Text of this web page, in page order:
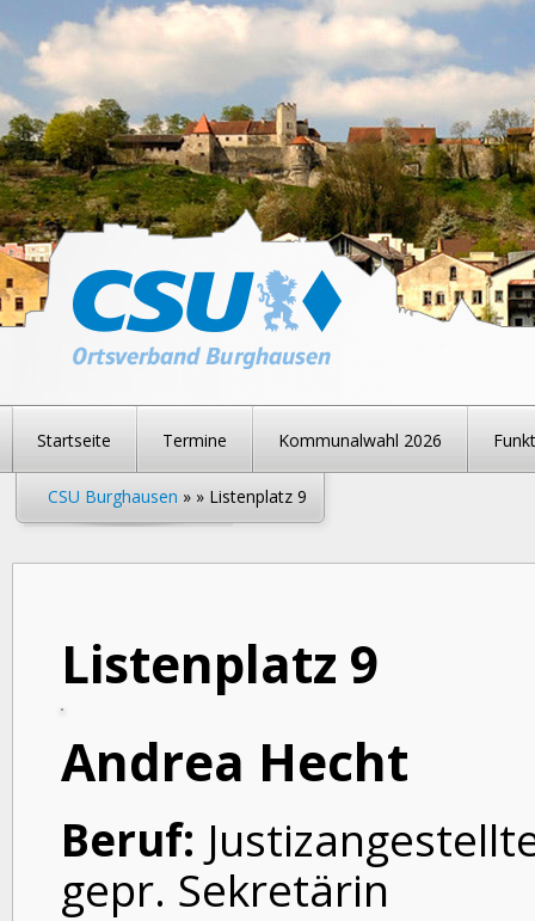
Startseite Termine Kommunalwahl 2026
CSU Burghausen » » Listenplatz 9
Listenplatz 9
Andrea Hecht
Beruf:
gepr. Sekretärin